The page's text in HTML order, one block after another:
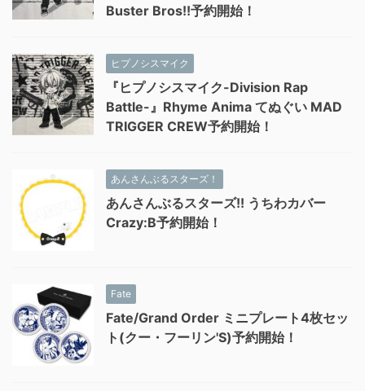
Buster Bros!!予約開始！
ヒプノシスマイク
『ヒプノシスマイク-Division Rap
Battle-』Rhyme Anima てぬぐい MAD
TRIGGER CREW予約開始！
あんさんぶるスターズ！
あんさんぶるスターズ!! うちわカバー
Crazy:B予約開始！
Fate
Fate/Grand Order ミニプレート4枚セッ
ト(クー・フーリン'S)予約開始！